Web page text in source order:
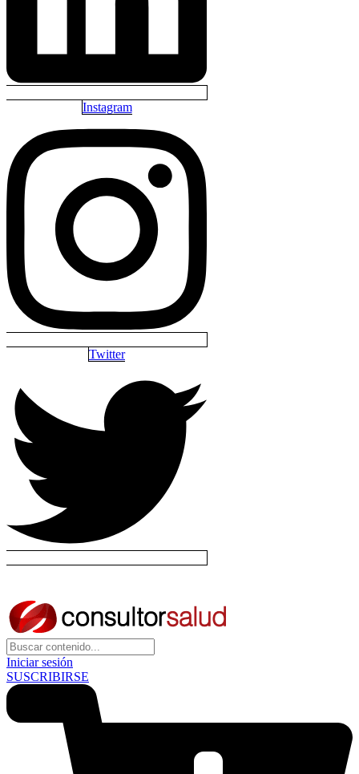
Instagram
Twitter
Iniciar sesión
SUSCRIBIRSE